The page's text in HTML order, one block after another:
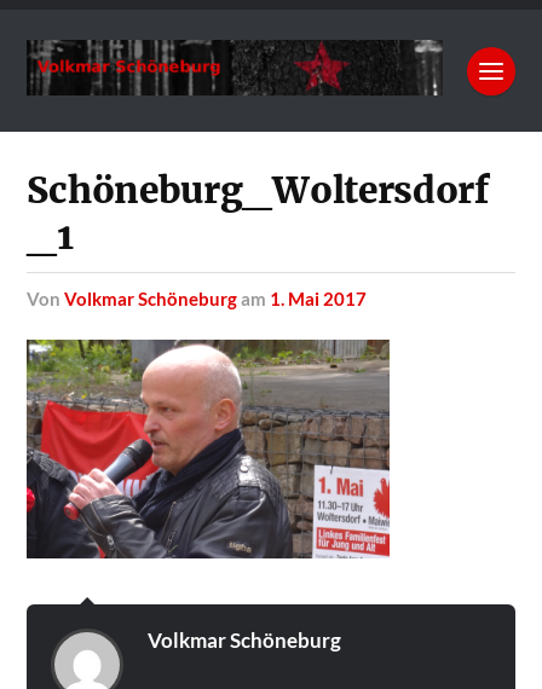
Schöneburg_Woltersdorf
_1
vonVolkmar Schöneburgam 1. Mai 2017
Volkmar Schöneburg